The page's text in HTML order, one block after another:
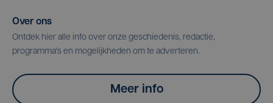
Over ons
Ontdek hier alle info over onze geschiedenis, redactie,
programma's en mogelijkheden om te adverteren.
Meer info